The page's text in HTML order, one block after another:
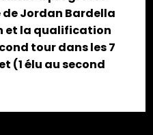
de Jordan Bardella
et la qualification
tour dans les 7
(1 élu au second